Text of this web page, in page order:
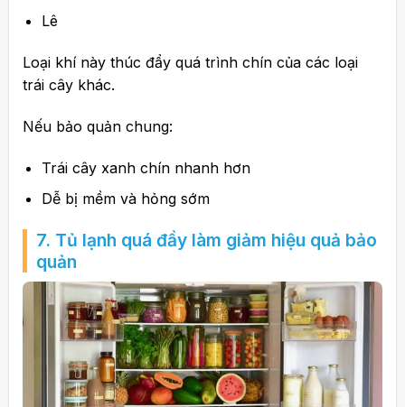
Lê
Loại khí này thúc đẩy quá trình chín của các loại
trái cây khác.
Nếu bảo quản chung:
Trái cây xanh chín nhanh hơn
Dễ bị mềm và hỏng sớm
7. Tủ lạnh quá đầy làm giảm hiệu quả bảo
quản